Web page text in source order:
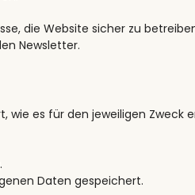
die Website sicher zu
Newsletter.
wie es für den jeweiligen Zweck
Daten gespeichert.